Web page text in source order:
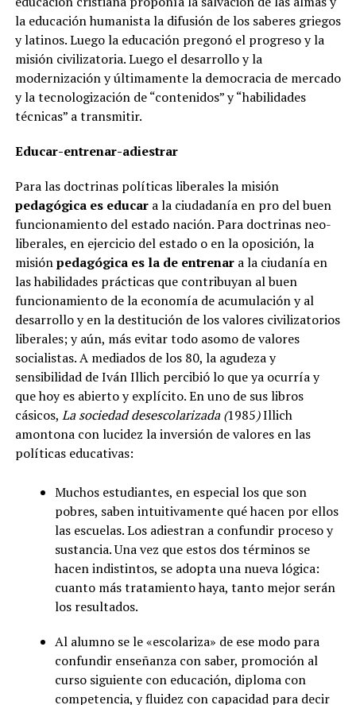
la educación humanista la difusión de los saberes griegos
y latinos. Luego la educación pregonó el progreso y la
misión civilizatoria. Luego el desarrollo y la
modernización y últimamente la democracia de mercado
y la tecnologización de “contenidos” y “habilidades
técnicas” a transmitir.
Educar-entrenar-adiestrar
Para las doctrinas políticas liberales la misión
pedagógica es educara la ciudadanía en pro del buen
funcionamiento del estado nación. Para doctrinas neo-
liberales, en ejercicio del estado o en la oposición, la
misiónpedagógica es la de entrenara la ciudanía en
las habilidades prácticas que contribuyan al buen
funcionamiento de la economía de acumulación y al
desarrollo y en la destitución de los valores civilizatorios
liberales; y aún, más evitar todo asomo de valores
socialistas. A mediados de los 80, la agudeza y
sensibilidad de Iván Illich percibió lo que ya ocurría y
que hoy es abierto y explícito. En uno de sus libros
cásicos, La sociedad desescolarizada (1985)Illich
amontona con lucidez la inversión de valores en las
políticas educativas:
Muchos estudiantes, en especial los que son
pobres, saben intuitivamente qué hacen por ellos
las escuelas. Los adiestran a confundir proceso y
sustancia. Una vez que estos dos términos se
hacen indistintos, se adopta una nueva lógica:
cuanto más tratamiento haya, tanto mejor serán
los resultados.
Al alumno se le «escolariza» de ese modo para
confundir enseñanza con saber, promoción al
curso siguiente con educación, diploma con
competencia, y fluidez con capacidad para decir